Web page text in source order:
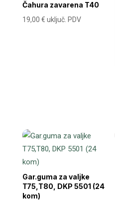
Čahura zavarena T40
19,00 € uključ. PDV
Gar.guma za valjke
T75,T80, DKP 5501 (24
kom)